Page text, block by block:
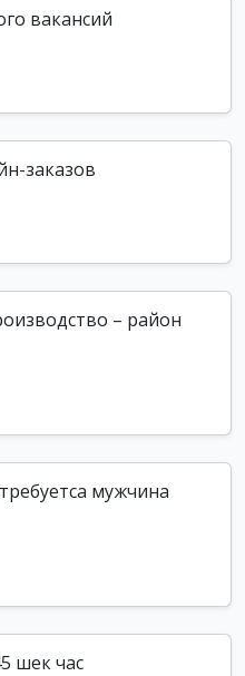
вакансий
заказов
– район
мужчина
шек час